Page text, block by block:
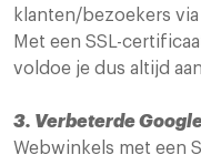
klanten/bezoekers
Met een SSL-
voldoe je dus altijd
3. Verbeterde
Webwinkels met een